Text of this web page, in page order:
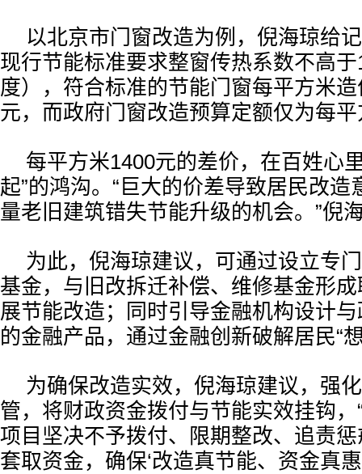
以北京市门窗改造为例，倪海琼给
现行节能标准要求整窗传热系数不高于
度），符合标准的节能门窗每平方米
元，而政府门窗改造预算定额仅为每
每平方米1400元的差价，在百姓心
起”的鸿沟。“巨大的价差导致居民改造
量老旧建筑错失节能升级的机会。”倪
为此，倪海琼建议，可通过设立专
基金，与旧改拆迁补偿、维修基金形
展节能改造；同时引导金融机构设计
的金融产品，通过金融创新破解居民“
为确保改造实效，倪海琼建议，强
管，将财政资金拨付与节能实效挂钩，
项目坚决不予拨付、限期整改、追责
套取资金，确保‘改造真节能、资金真